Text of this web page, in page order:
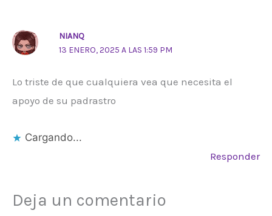
NIANQ
13 ENERO, 2025 A LAS 1:59 PM
Lo triste de que cualquiera vea que necesita el
apoyo de su padrastro
Cargando...
Responder
Deja un comentario